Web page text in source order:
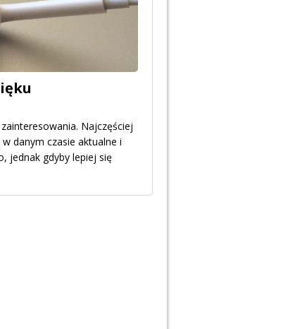
Najczęściej
danym czasie aktualne i
jednak gdyby lepiej się